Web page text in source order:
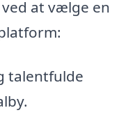
at vælge en
talentfulde